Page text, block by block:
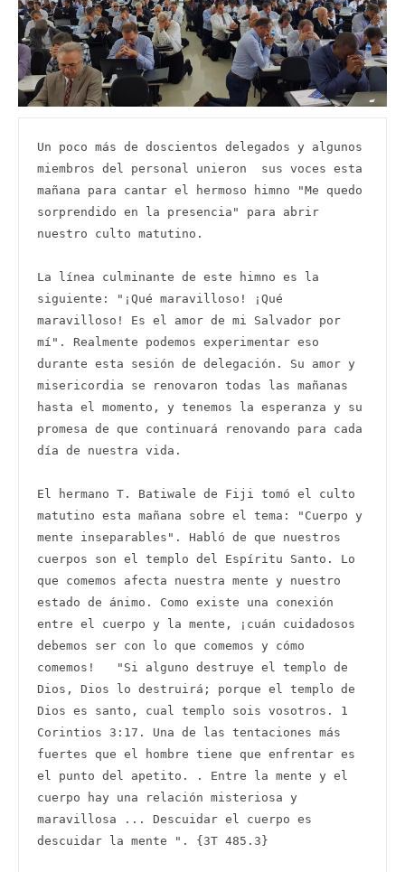
Un poco más de doscientos delegados y algunos
miembros del personal unieron  sus voces esta
mañana para cantar el hermoso himno "Me quedo
sorprendido en la presencia" para abrir
nuestro culto matutino.
La línea culminante de este himno es la
siguiente: "¡Qué maravilloso! ¡Qué
maravilloso! Es el amor de mi Salvador por
mí". Realmente podemos experimentar eso
durante esta sesión de delegación. Su amor y
misericordia se renovaron todas las mañanas
hasta el momento, y tenemos la esperanza y su
promesa de que continuará renovando para cada
día de nuestra vida.
El hermano T. Batiwale de Fiji tomó el culto
matutino esta mañana sobre el tema: "Cuerpo y
mente inseparables". Habló de que nuestros
cuerpos son el templo del Espíritu Santo. Lo
que comemos afecta nuestra mente y nuestro
estado de ánimo. Como existe una conexión
entre el cuerpo y la mente, ¡cuán cuidadosos
debemos ser con lo que comemos y cómo
comemos!   "Si alguno destruye el templo de
Dios, Dios lo destruirá; porque el templo de
Dios es santo, cual templo sois vosotros. 1
Corintios 3:17. Una de las tentaciones más
fuertes que el hombre tiene que enfrentar es
el punto del apetito. . Entre la mente y el
cuerpo hay una relación misteriosa y
maravillosa ... Descuidar el cuerpo es
descuidar la mente ". {3T 485.3}